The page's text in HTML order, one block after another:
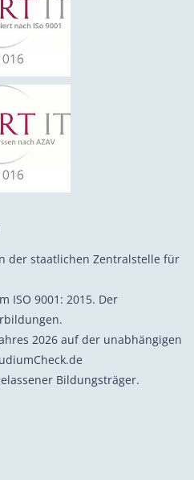
der staatlichen Zentralstelle für
ISO 9001: 2015. Der
2026 auf der unabhängigen
Bildungsträger.